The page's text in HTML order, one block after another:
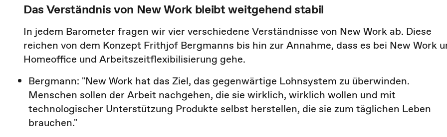
Das Verständnis von New Work bleibt weitgehend stabil
In jedem Barometer fragen wir vier verschiedene Verständnisse von New Work ab. Diese
reichen von dem Konzept Frithjof Bergmanns bis hin zur Annahme, dass es bei New Work
Homeoffice und Arbeitszeitflexibilisierung gehe.
Bergmann: "New Work hat das Ziel, das gegenwärtige Lohnsystem zu überwinden.
Menschen sollen der Arbeit nachgehen, die sie wirklich, wirklich wollen und mit
technologischer Unterstützung Produkte selbst herstellen, die sie zum täglichen Leben
brauchen."